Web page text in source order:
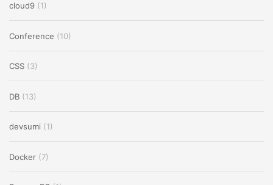
cloud9 (1)
Conference (10)
CSS (3)
DB (13)
devsumi (1)
Docker (7)